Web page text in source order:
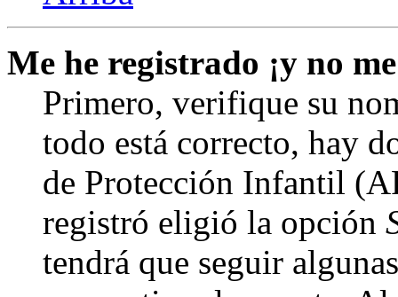
Me he registrado ¡y no
Primero, verifique su
todo está correcto, hay
de Protección Infantil
registró eligió la opción
tendrá que seguir